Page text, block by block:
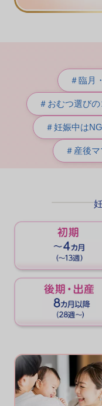
＃臨月
＃おむつ選び
＃妊娠中は
＃産後